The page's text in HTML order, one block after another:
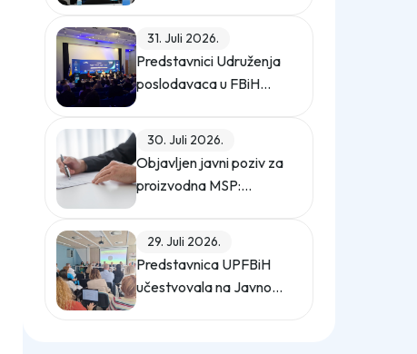
31. Juli 2026.
Predstavnici Udruženja
poslodavaca u FBiH
učestvovali na promo
poslova "Gledaj sebi
posla"
30. Juli 2026.
Objavljen javni poziv za
proizvodna MSP:
29. Juli 2026.
Predstavnica UPFBiH
učestvovala na Javnom